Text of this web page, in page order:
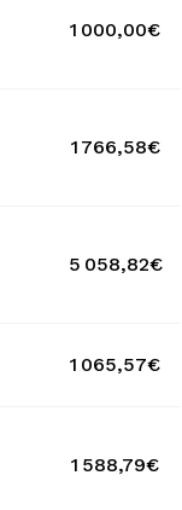
1 000,00€
1 766,58€
5 058,82€
1 065,57€
1 588,79€